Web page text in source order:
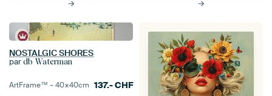
NOSTALGIC SHORES
par db Waterman
ArtFrame™ –40×40cm 137.-CHF